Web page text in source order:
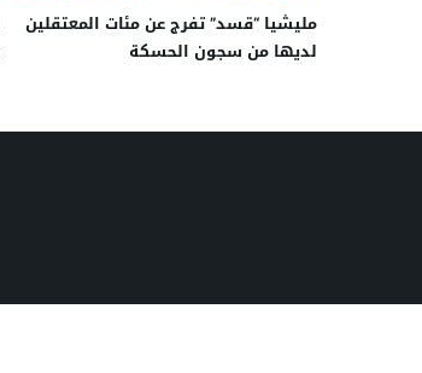
مليشيا “قسد” تفرج عن مئات المعتقلين
لديها من سجون الحسكة